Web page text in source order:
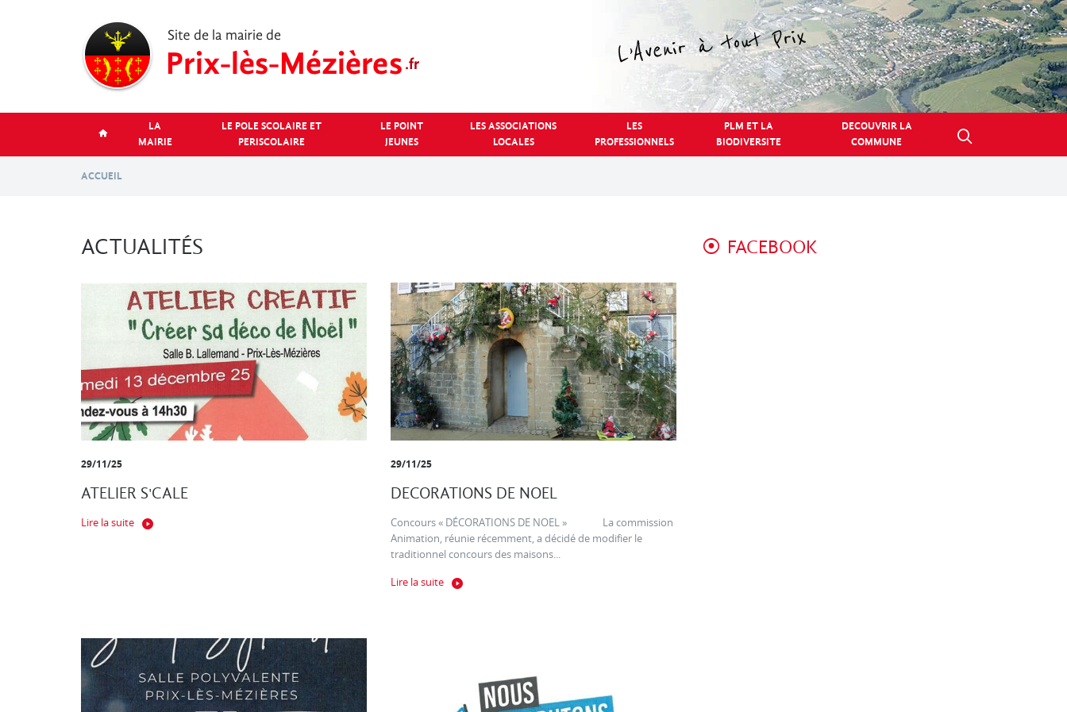
LA
MAIRIE
LE POLE SCOLAIRE ET
PERISCOLAIRE
LE POINT
JEUNES
LES ASSOCIATIONS
LOCALES
LES
PROFESSIONNELS
PLM ET LA
BIODIVERSITE
DECOUVRIR LA
COMMUNE
ACCUEIL
ACTUALITÉS
29/11/25
ATELIER S'CALE
Lire la suite
29/11/25
DECORATIONS DE NOEL
Concours « DÉCORATIONS DE NOEL » La commission
Animation, réunie récemment, a décidé de modifier le
traditionnel concours des maisons...
Lire la suite
FACEBOOK